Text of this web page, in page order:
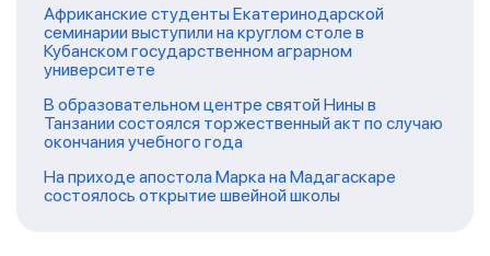
Африканские студенты Екатеринодарской
семинарии выступили на круглом столе в
Кубанском государственном аграрном
университете
В образовательном центре святой Нины в
Танзании состоялся торжественный акт по случаю
окончания учебного года
На приходе апостола Марка на Мадагаскаре
состоялось открытие швейной школы